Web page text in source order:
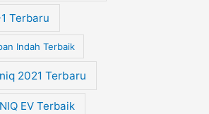
Terbaru
Indah Terbaik
2021 Terbaru
EV Terbaik